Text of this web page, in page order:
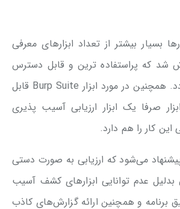
بسیار بیشتر از تعداد ابزار‌های معرفی
شد که پراستفاده ترین و قابل دسترس
ترین ابزارها ذکر گردد. همچنین در مورد ابزار Burp Suite قابل
صرفا یک ابزار ارزیابی آسیب پذیری
این کار را هم دارد.
پیشنهاد می‌شود که ارزیابی به صورت دستی
عدم توانایی ابزار‌های کشف آسیب
برنامه و همچنین ارائه گزارش‌های کاذب